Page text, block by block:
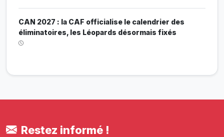
CAN 2027 : la CAF officialise le calendrier des
éliminatoires, les Léopards désormais fixés
Restez informé !